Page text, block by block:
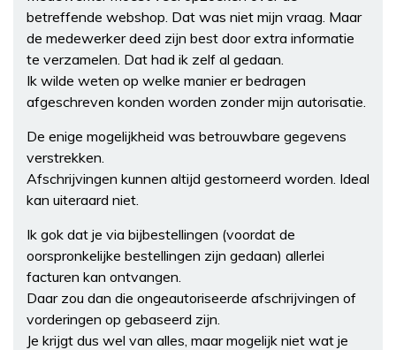
betreffende webshop. Dat was niet mijn vraag. Maar
de medewerker deed zijn best door extra informatie
te verzamelen. Dat had ik zelf al gedaan.
Ik wilde weten op welke manier er bedragen
afgeschreven konden worden zonder mijn autorisatie.
De enige mogelijkheid was betrouwbare gegevens
verstrekken.
Afschrijvingen kunnen altijd gestorneerd worden. Ideal
kan uiteraard niet.
Ik gok dat je via bijbestellingen (voordat de
oorspronkelijke bestellingen zijn gedaan) allerlei
facturen kan ontvangen.
Daar zou dan die ongeautoriseerde afschrijvingen of
vorderingen op gebaseerd zijn.
Je krijgt dus wel van alles, maar mogelijk niet wat je